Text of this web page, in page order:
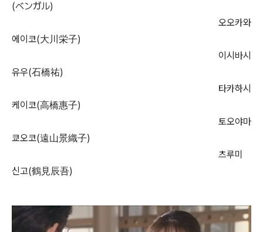
(ベンガル)
오오카와
에이코(大川栄子)
이시바시
유우(石橋祐)
타카하시
케이코(高橋惠子)
토오야마
쿄오코(遠山景織子)
츠루미
신고(鶴見辰吾)